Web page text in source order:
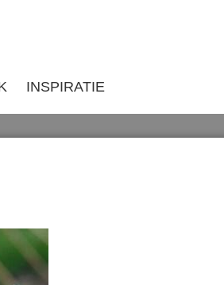
INSPIRATIE